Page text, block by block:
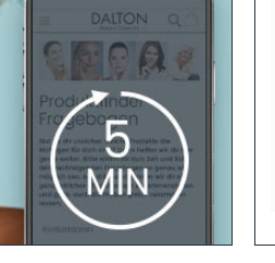
und erfrischendes
Anti-Aging Tonic
Mehr erfahren